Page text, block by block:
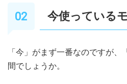
今使っている
「今」がまず一番なのですが
間でしょうか。